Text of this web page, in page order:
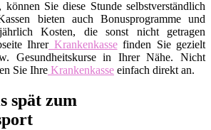
Sie diese Stunde selbstverständlich
bieten auch Bonusprogramme und
Kosten, die sonst nicht getragen
IhrerKrankenkassefinden Sie gezielt
Gesundheitskurse in Ihrer Nähe. Nicht
Sie Ihre Krankenkasse einfach direkt an.
spät zum